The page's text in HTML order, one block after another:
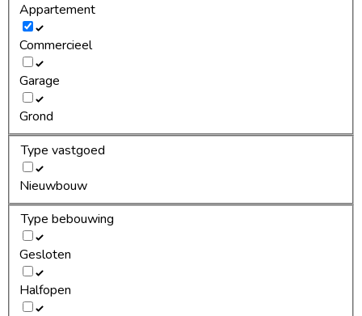
Appartement
Commercieel
Garage
Grond
Type vastgoed
Nieuwbouw
Type bebouwing
Gesloten
Halfopen